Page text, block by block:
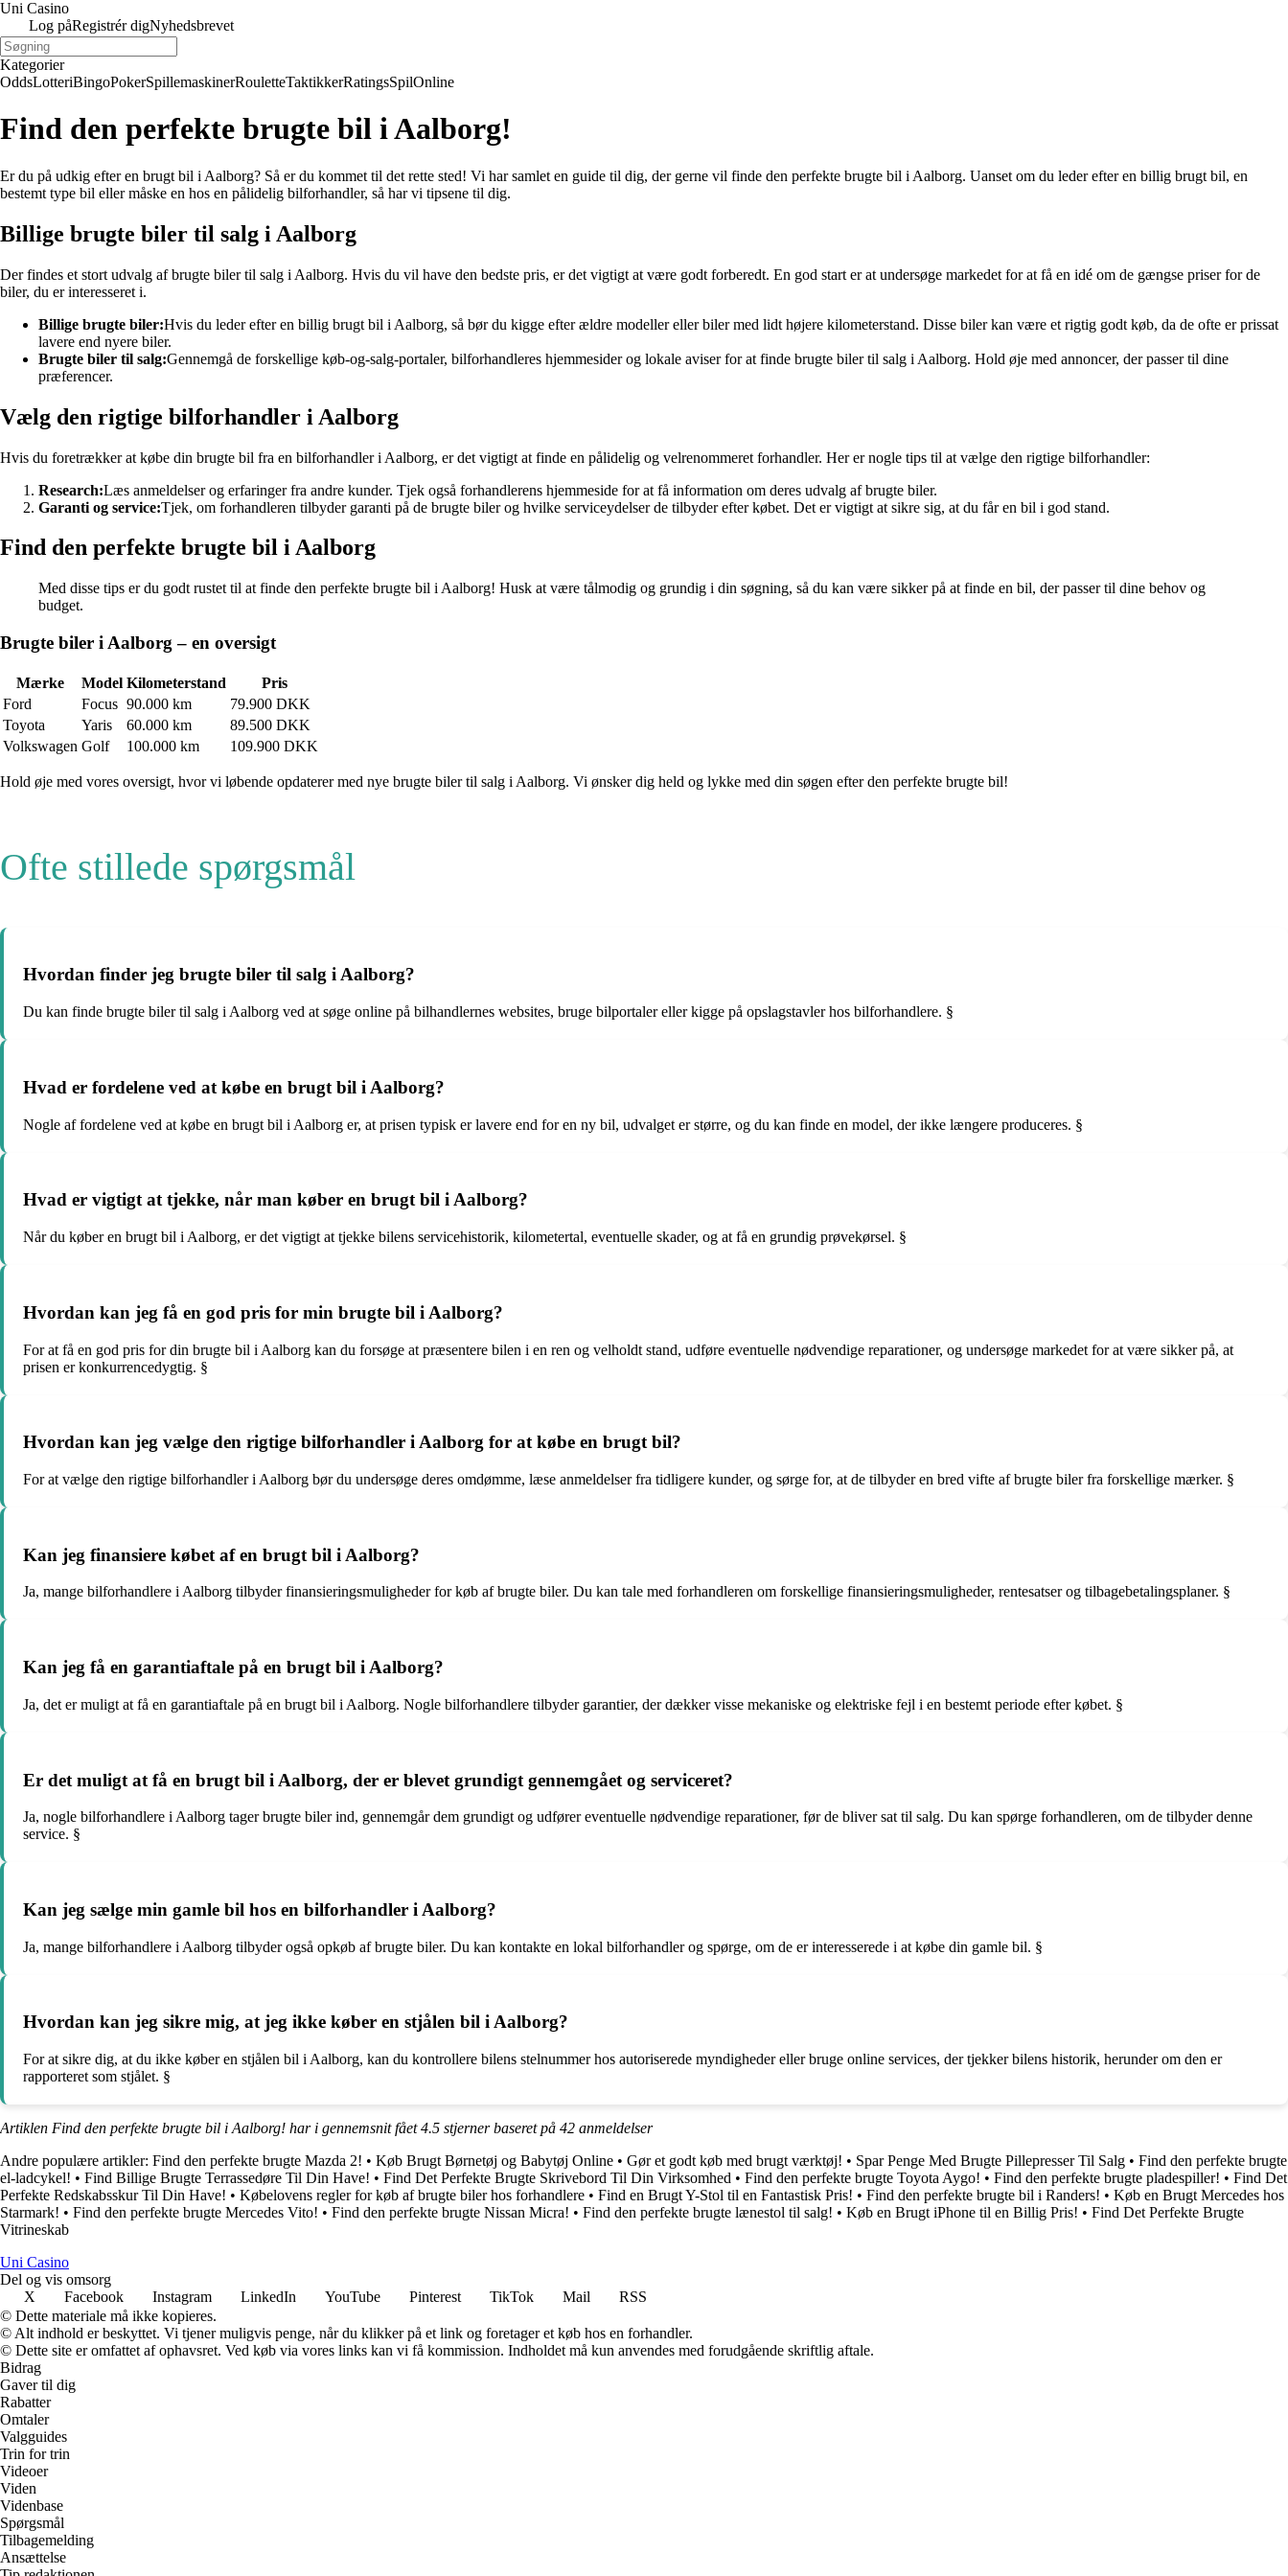
Uni Casino
Log påRegistrér digNyhedsbrevet
Kategorier
OddsLotteriBingoPokerSpillemaskinerRouletteTaktikkerRatingsSpilOnline
Find den perfekte brugte bil i Aalborg!
Er du på udkig efter en brugt bil i Aalborg? Så er du kommet til det rette sted! Vi har samlet en guide til dig, der gerne vil finde den perfekte brugte bil i Aalborg. Uanset om du leder efter en billig brugt bil, en
bestemt type bil eller måske en hos en pålidelig bilforhandler, så har vi tipsene til dig.
Billige brugte biler til salg i Aalborg
Der findes et stort udvalg af brugte biler til salg i Aalborg. Hvis du vil have den bedste pris, er det vigtigt at være godt forberedt. En god start er at undersøge markedet for at få en idé om de gængse priser for de
biler, du er interesseret i.
Billige brugte biler:Hvis du leder efter en billig brugt bil i Aalborg, så bør du kigge efter ældre modeller eller biler med lidt højere kilometerstand. Disse biler kan være et rigtig godt køb, da de ofte er prissat
lavere end nyere biler.
Brugte biler til salg:Gennemgå de forskellige køb-og-salg-portaler, bilforhandleres hjemmesider og lokale aviser for at finde brugte biler til salg i Aalborg. Hold øje med annoncer, der passer til dine
præferencer.
Vælg den rigtige bilforhandler i Aalborg
Hvis du foretrækker at købe din brugte bil fra en bilforhandler i Aalborg, er det vigtigt at finde en pålidelig og velrenommeret forhandler. Her er nogle tips til at vælge den rigtige bilforhandler:
Research:Læs anmeldelser og erfaringer fra andre kunder. Tjek også forhandlerens hjemmeside for at få information om deres udvalg af brugte biler.
Garanti og service:Tjek, om forhandleren tilbyder garanti på de brugte biler og hvilke serviceydelser de tilbyder efter købet. Det er vigtigt at sikre sig, at du får en bil i god stand.
Find den perfekte brugte bil i Aalborg
Med disse tips er du godt rustet til at finde den perfekte brugte bil i Aalborg! Husk at være tålmodig og grundig i din søgning, så du kan være sikker på at finde en bil, der passer til dine behov og
budget.
Brugte biler i Aalborg – en oversigt
Mærke Model Kilometerstand
Pris
Ford
Focus 90.000 km
79.900 DKK
Toyota
Yaris 60.000 km
89.500 DKK
Volkswagen Golf 100.000 km 109.900 DKK
Hold øje med vores oversigt, hvor vi løbende opdaterer med nye brugte biler til salg i Aalborg. Vi ønsker dig held og lykke med din søgen efter den perfekte brugte bil!
Ofte stillede spørgsmål
Hvordan finder jeg brugte biler til salg i Aalborg?
Du kan finde brugte biler til salg i Aalborg ved at søge online på bilhandlernes websites, bruge bilportaler eller kigge på opslagstavler hos bilforhandlere. §
Hvad er fordelene ved at købe en brugt bil i Aalborg?
Nogle af fordelene ved at købe en brugt bil i Aalborg er, at prisen typisk er lavere end for en ny bil, udvalget er større, og du kan finde en model, der ikke længere produceres. §
Hvad er vigtigt at tjekke, når man køber en brugt bil i Aalborg?
Når du køber en brugt bil i Aalborg, er det vigtigt at tjekke bilens servicehistorik, kilometertal, eventuelle skader, og at få en grundig prøvekørsel. §
Hvordan kan jeg få en god pris for min brugte bil i Aalborg?
For at få en god pris for din brugte bil i Aalborg kan du forsøge at præsentere bilen i en ren og velholdt stand, udføre eventuelle nødvendige reparationer, og undersøge markedet for at være sikker på, at
prisen er konkurrencedygtig. §
Hvordan kan jeg vælge den rigtige bilforhandler i Aalborg for at købe en brugt bil?
For at vælge den rigtige bilforhandler i Aalborg bør du undersøge deres omdømme, læse anmeldelser fra tidligere kunder, og sørge for, at de tilbyder en bred vifte af brugte biler fra forskellige mærker. §
Kan jeg finansiere købet af en brugt bil i Aalborg?
Ja, mange bilforhandlere i Aalborg tilbyder finansieringsmuligheder for køb af brugte biler. Du kan tale med forhandleren om forskellige finansieringsmuligheder, rentesatser og tilbagebetalingsplaner. §
Kan jeg få en garantiaftale på en brugt bil i Aalborg?
Ja, det er muligt at få en garantiaftale på en brugt bil i Aalborg. Nogle bilforhandlere tilbyder garantier, der dækker visse mekaniske og elektriske fejl i en bestemt periode efter købet. §
Er det muligt at få en brugt bil i Aalborg, der er blevet grundigt gennemgået og serviceret?
Ja, nogle bilforhandlere i Aalborg tager brugte biler ind, gennemgår dem grundigt og udfører eventuelle nødvendige reparationer, før de bliver sat til salg. Du kan spørge forhandleren, om de tilbyder denne
service. §
Kan jeg sælge min gamle bil hos en bilforhandler i Aalborg?
Ja, mange bilforhandlere i Aalborg tilbyder også opkøb af brugte biler. Du kan kontakte en lokal bilforhandler og spørge, om de er interesserede i at købe din gamle bil. §
Hvordan kan jeg sikre mig, at jeg ikke køber en stjålen bil i Aalborg?
For at sikre dig, at du ikke køber en stjålen bil i Aalborg, kan du kontrollere bilens stelnummer hos autoriserede myndigheder eller bruge online services, der tjekker bilens historik, herunder om den er
rapporteret som stjålet. §
Artiklen Find den perfekte brugte bil i Aalborg! har i gennemsnit fået4.5 stjerner baseret på 42 anmeldelser
Andre populære artikler: Find den perfekte brugte Mazda 2! • Køb Brugt Børnetøj og Babytøj Online • Gør et godt køb med brugt værktøj! • Spar Penge Med Brugte Pillepresser Til Salg • Find den perfekte brugte
el-ladcykel! • Find Billige Brugte Terrassedøre Til Din Have! • Find Det Perfekte Brugte Skrivebord Til Din Virksomhed • Find den perfekte brugte Toyota Aygo! • Find den perfekte brugte pladespiller! • Find Det
Perfekte Redskabsskur Til Din Have! • Købelovens regler for køb af brugte biler hos forhandlere • Find en Brugt Y-Stol til en Fantastisk Pris! • Find den perfekte brugte bil i Randers! • Køb en Brugt Mercedes hos
Starmark! • Find den perfekte brugte Mercedes Vito! • Find den perfekte brugte Nissan Micra! • Find den perfekte brugte lænestol til salg! • Køb en Brugt iPhone til en Billig Pris! • Find Det Perfekte Brugte
Vitrineskab
Uni Casino
Del og vis omsorg
X
Facebook Instagram LinkedIn YouTube Pinterest TikTok Mail
RSS
© Dette materiale må ikke kopieres.
© Alt indhold er beskyttet. Vi tjener muligvis penge, når du klikker på et link og foretager et køb hos en forhandler.
© Dette site er omfattet af ophavsret. Ved køb via vores links kan vi få kommission. Indholdet må kun anvendes med forudgående skriftlig aftale.
Bidrag
Gaver til dig
Rabatter
Omtaler
Valgguides
Trin for trin
Videoer
Viden
Videnbase
Spørgsmål
Tilbagemelding
Ansættelse